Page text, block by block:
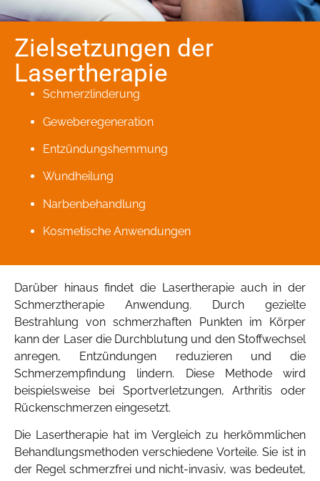
Zielsetzungen der
Lasertherapie
Schmerzlinderung
Geweberegeneration
Entzündungshemmung
Wundheilung
Narbenbehandlung
Kosmetische Anwendungen
Darüber hinaus findet die Lasertherapie auch in der
Schmerztherapie Anwendung. Durch gezielte
Bestrahlung von schmerzhaften Punkten im Körper
kann der Laser die Durchblutung und den Stoffwechsel
anregen, Entzündungen reduzieren und die
Schmerzempfindung lindern. Diese Methode wird
beispielsweise bei Sportverletzungen, Arthritis oder
Rückenschmerzen eingesetzt.
Die Lasertherapie hat im Vergleich zu herkömmlichen
Behandlungsmethoden verschiedene Vorteile. Sie ist in
der Regel schmerzfrei und nicht-invasiv, was bedeutet,